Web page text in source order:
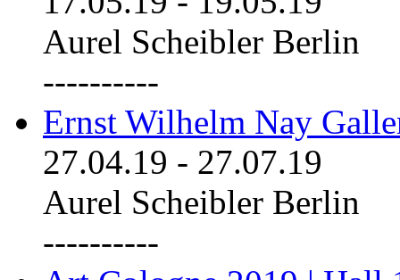
Aurel Scheibler Berlin
----------
Ernst Wilhelm Nay
27.04.19 - 27.07.19
Aurel Scheibler Berlin
----------